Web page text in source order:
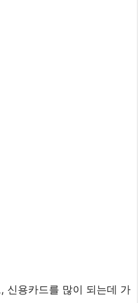
신용카드를 많이 되는데 가